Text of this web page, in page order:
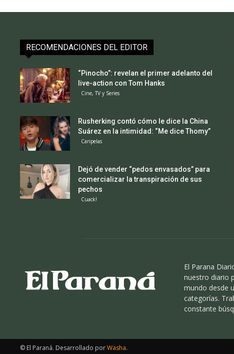
RECOMENDACIONES DEL EDITOR
“Pinocho”: revelan el primer adelanto del
live-action con Tom Hanks
Cine, TV y Series
Rusherking contó cómo le dice la China
Suárez en la intimidad: “Me dice Thomy”
Caripelas
Dejó de vender “pedos envasados” para
comercializar la transpiración de sus
pechos
Cuack!
El Parana
nuestro diario
mundo desde
categorías.
constante
© El Paraná. Desarrollado porWasha.